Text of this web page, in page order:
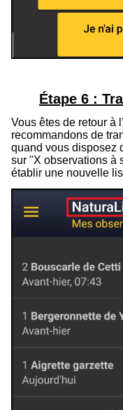
Étape 6 :
Vous êtes de retour à
recommandons de
quand vous disposez
sur "X observations à
établir une nouvelle